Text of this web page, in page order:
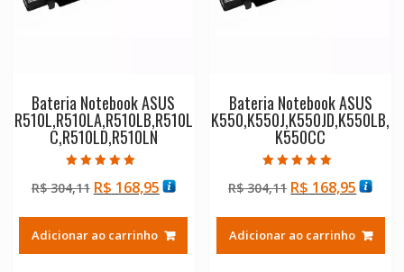
Bateria Notebook ASUS
R510L,R510LA,R510LB,R510L
C,R510LD,R510LN
5.00
de 5
R$304,11 O
original
era:
R$ 168,95O
atual
é:
Adicionar ao carrinho
Bateria Notebook ASUS
K550,K550J,K550JD,K550LB,
K550CC
5.00
de 5
R$304,11 O
original
era:
R$ 168,95O
atual
é:
Adicionar ao carrinho